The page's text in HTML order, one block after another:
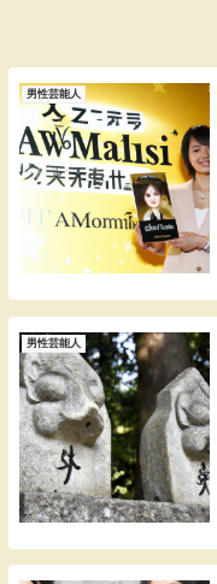
男性芸能人
男性芸能人